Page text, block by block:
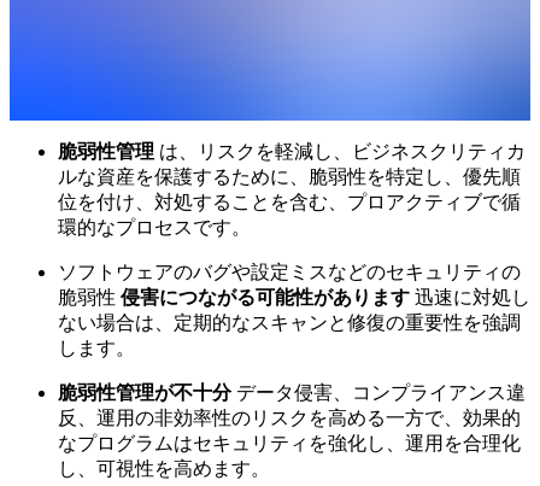
脆弱性管理 は、リスクを軽減し、ビジネスクリティカ
ルな資産を保護するために、脆弱性を特定し、優先順
位を付け、対処することを含む、プロアクティブで循
環的なプロセスです。
ソフトウェアのバグや設定ミスなどのセキュリティの
脆弱性 侵害につながる可能性があります 迅速に対処し
ない場合は、定期的なスキャンと修復の重要性を強調
します。
脆弱性管理が不十分データ侵害、コンプライアンス違
反、運用の非効率性のリスクを高める一方で、効果的
なプログラムはセキュリティを強化し、運用を合理化
し、可視性を高めます。